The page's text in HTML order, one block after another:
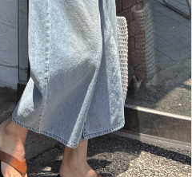
하체커버] 뒷밴딩커브드8부데
팬츠
33,900